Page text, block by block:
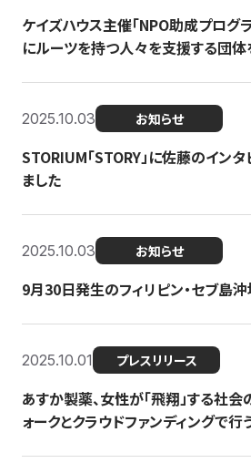
ケイズハウス主催「NPO助成プログ
にルーツを持つ人々を支援する団体
2025.10.03 お知らせ
STORIUM「STORY」に佐藤のイン
ました
2025.10.03 お知らせ
9月30日発生のフィリピン・セブ島
2025.10.01 プレスリリース
あすか製薬、女性が「飛翔」する社会
ォークとクラウドファンディングで